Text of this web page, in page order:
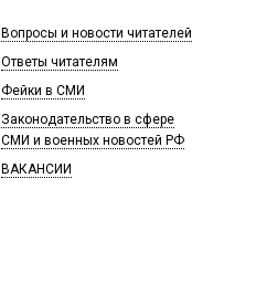
Вопросы и новости читателей
Ответы читателям
Фейки в СМИ
Законодательство в сфере
СМИ и военных новостей РФ
ВАКАНСИИ